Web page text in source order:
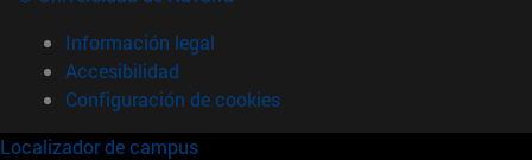
Información legal
Accesibilidad
Configuración de cookies
Localizador de campus